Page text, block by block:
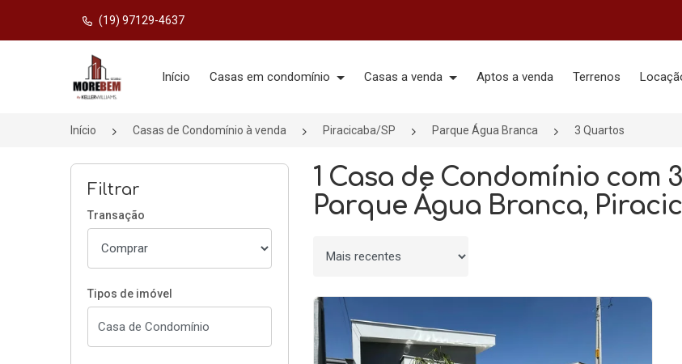
(19) 97129-4637
Página inicial
Início Casas em condomínio Casas a venda Aptos a venda Terrenos
Início Casas de Condomínio à venda Piracicaba/SP Parque Água Branca 3 Quartos
Filtrar
Transação
Tipos de imóvel
1 Casa de Condomínio com
Parque Água Branca,
Ordenar por